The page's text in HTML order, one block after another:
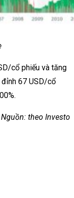
cổ phiếu và tăng
67 USD/cổ
Nguồn: theo Investo